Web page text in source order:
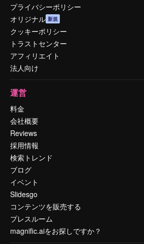
プライバシーポリシー
オリジナル 新規
クッキーポリシー
トラストセンター
アフィリエイト
法人向け
運営
料金
会社概要
Reviews
採用情報
検索トレンド
ブログ
イベント
Slidesgo
コンテンツを販売する
プレスルーム
magnific.aiをお探しですか？